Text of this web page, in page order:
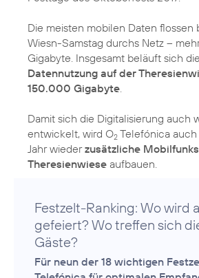
Die meisten mobilen Daten flossen
Wiesn-Samstag durchs Netz –
Gigabyte. Insgesamt beläuft sich die
Datennutzung auf der
150.000 Gigabyte.
Damit sich die Digitalisierung auch
entwickelt, wird O2 Telefónica
Jahr wiederzusätzliche
Theresienwiese aufbauen.
Festzelt-Ranking: Wo wird
gefeiert? Wo treffen sich
Gäste?
Für neun der 18 wichtigen